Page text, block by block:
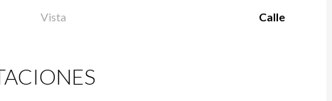
Vista Calle